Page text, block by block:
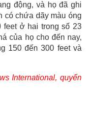
động, và họ đã ghi
có chứa dãy màu óng
feet ở hai trong số 23
của họ cho đến nay,
150 đến 300 feet và
International, quyển